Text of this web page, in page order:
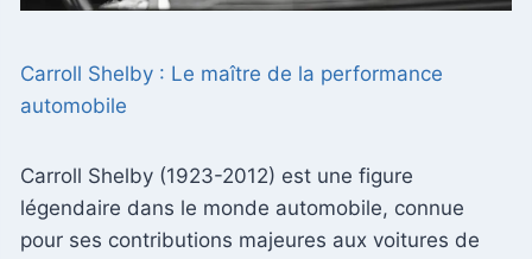
Carroll Shelby : Le maître de la performance
automobile
Carroll Shelby (1923-2012) est une figure
légendaire dans le monde automobile, connue
pour ses contributions majeures aux voitures de